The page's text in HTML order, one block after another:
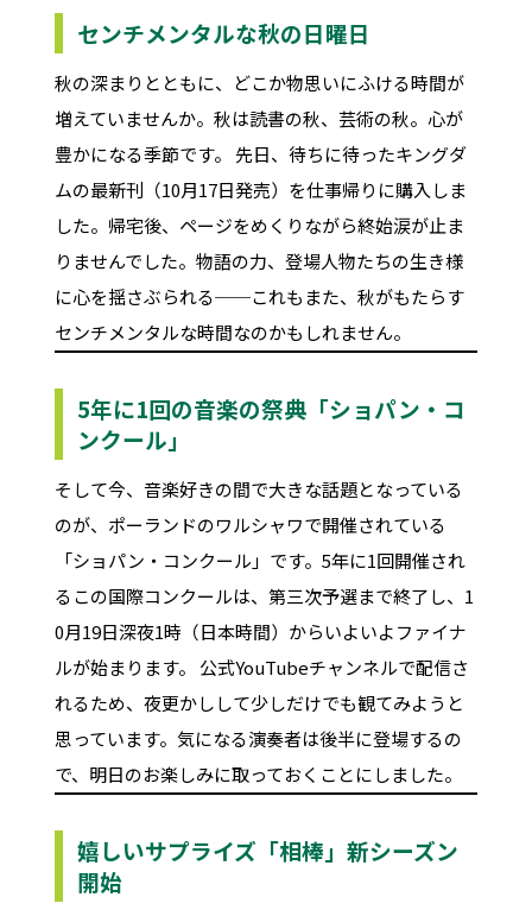
センチメンタルな秋の日曜日
秋の深まりとともに、どこか物思いにふける時間が
増えていませんか。秋は読書の秋、芸術の秋。心が
豊かになる季節です。 先日、待ちに待ったキングダ
ムの最新刊（10月17日発売）を仕事帰りに購入しま
した。帰宅後、ページをめくりながら終始涙が止ま
りませんでした。物語の力、登場人物たちの生き様
に心を揺さぶられる──これもまた、秋がもたらす
センチメンタルな時間なのかもしれません。
5年に1回の音楽の祭典「ショパン・コ
ンクール」
そして今、音楽好きの間で大きな話題となっている
のが、ポーランドのワルシャワで開催されている
「ショパン・コンクール」です。5年に1回開催され
るこの国際コンクールは、第三次予選まで終了し、1
0月19日深夜1時（日本時間）からいよいよファイナ
ルが始まります。 公式YouTubeチャンネルで配信さ
れるため、夜更かしして少しだけでも観てみようと
思っています。気になる演奏者は後半に登場するの
で、明日のお楽しみに取っておくことにしました。
嬉しいサプライズ「相棒」新シーズン
開始